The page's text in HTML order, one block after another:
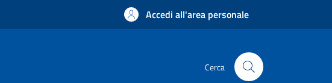
Accedi all'area personale
Cerca